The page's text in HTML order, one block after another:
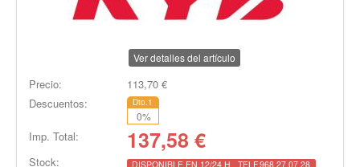
Ver detalles del artículo
Precio: 113,70€
Descuentos:
Dto.1
0%
Imp. Total: 137,58 €
Stock: DISPONIBLE EN 12/24 H . TELF.968 27 07 28